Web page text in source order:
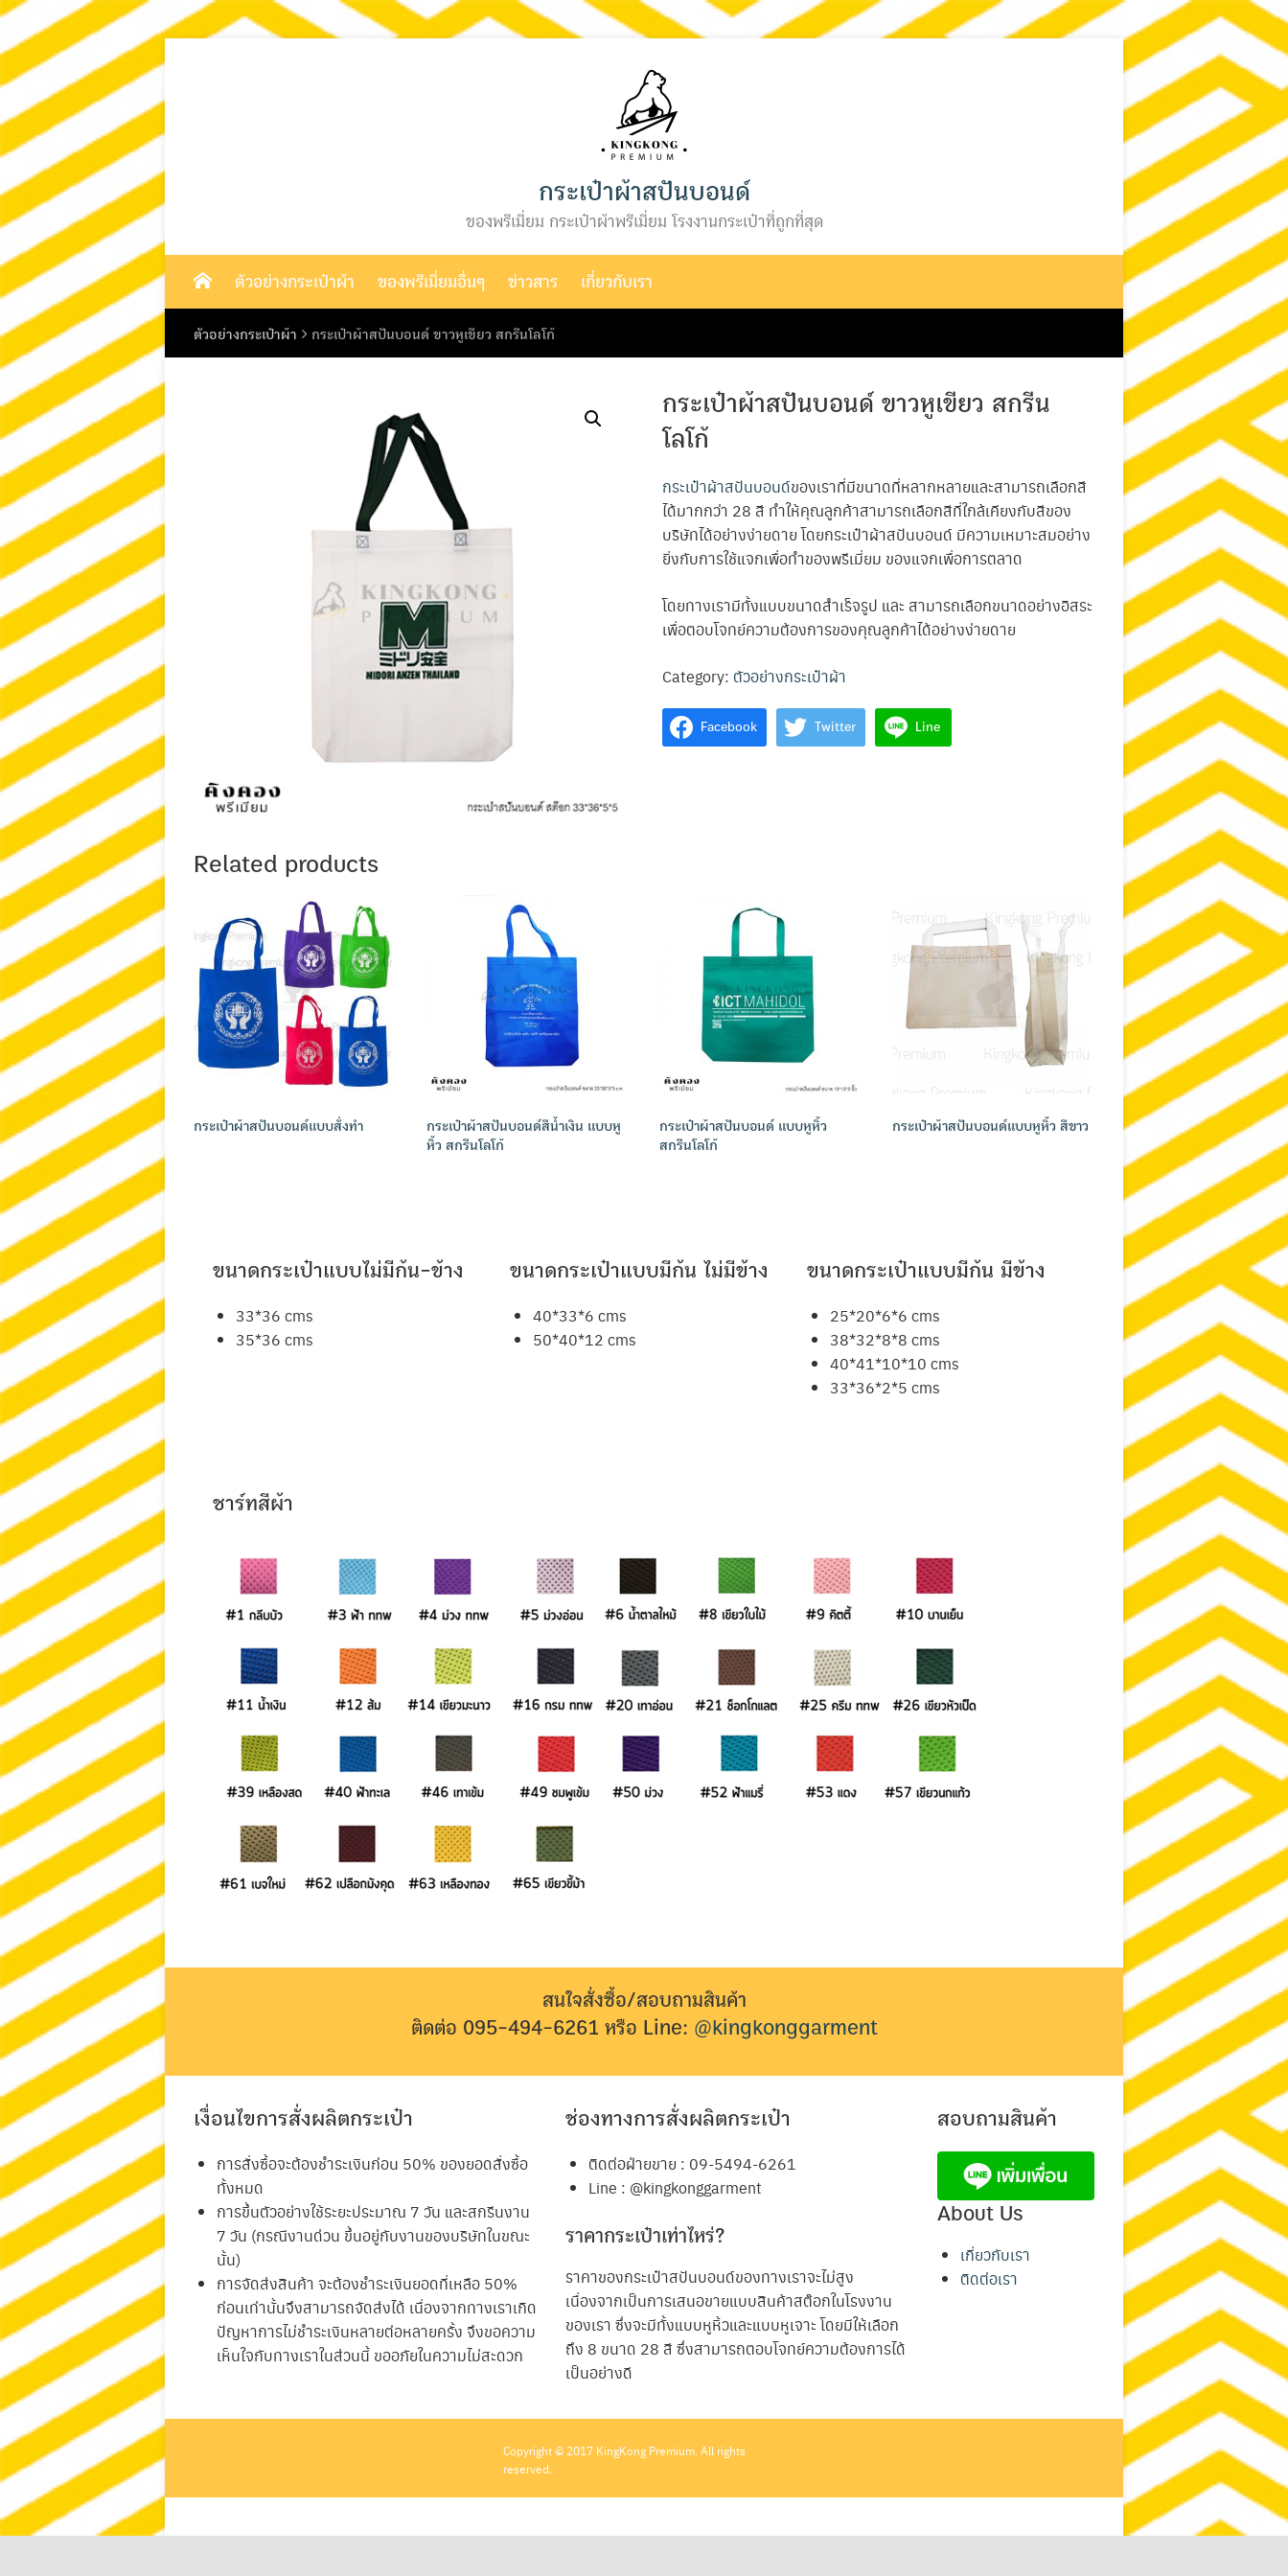
Skip
to
content
กระเป๋าผ้าสปันบอนด์
ของพรีเมี่ยม กระเป๋าผ้าพรีเมี่ยม โรงงานกระเป๋าที่ถูกที่สุด
ตัวอย่างกระเป๋าผ้า ของพรีเมี่ยมอื่นๆ ข่าวสาร เกี่ยวกับเรา
ตัวอย่างกระเป๋าผ้า กระเป๋าผ้าสปันบอนด์ ขาวหูเขียว สกรีนโลโก้
กระเป๋าผ้าสปันบอนด์ ขาวหูเขียว สกรีน
โลโก้
กระเป๋าผ้าสปันบอนด์ของเราที่มีขนาดที่หลากหลายและสามารถเลือกสี
ได้มากกว่า 28 สี ทำให้คุณลูกค้าสามารถเลือกสีที่ใกล้เคียงกับสีของ
บริษัทได้อย่างง่ายดาย โดยกระเป๋าผ้าสปันบอนด์ มีความเหมาะสมอย่าง
ยิ่งกับการใช้แจกเพื่อทำของพรีเมี่ยม ของแจกเพื่อการตลาด
โดยทางเรามีทั้งแบบขนาดสำเร็จรูป และ สามารถเลือกขนาดอย่างอิสระ
เพื่อตอบโจทย์ความต้องการของคุณลูกค้าได้อย่างง่ายดาย
Category: ตัวอย่างกระเป๋าผ้า
Facebook Twitter Line
Related products
กระเป๋าผ้าสปันบอนด์แบบสั่งทำ
กระเป๋าผ้าสปันบอนด์สีน้ำเงิน แบบหู
หิ้ว สกรีนโลโก้
กระเป๋าผ้าสปันบอนด์ แบบหูหิ้ว
สกรีนโลโก้
กระเป๋าผ้าสปันบอนด์แบบหูหิ้ว สีขาว
ขนาดกระเป๋าแบบไม่มีก้น-ข้าง
33*36 cms
35*36 cms
ขนาดกระเป๋าแบบมีก้น ไม่มีข้าง
40*33*6 cms
50*40*12 cms
ขนาดกระเป๋าแบบมีก้น มีข้าง
25*20*6*6 cms
38*32*8*8 cms
40*41*10*10 cms
33*36*2*5 cms
ชาร์ทสีผ้า
สนใจสั่งซื้อ/สอบถามสินค้า
ติดต่อ 095-494-6261 หรือ Line: @kingkonggarment
เงื่อนไขการสั่งผลิตกระเป๋า
การสั่งซื้อจะต้องชำระเงินก่อน 50% ของยอดสั่งซื้อ
ทั้งหมด
การขึ้นตัวอย่างใช้ระยะประมาณ 7 วัน และสกรีนงาน
7 วัน (กรณีงานด่วน ขึ้นอยู่กับงานของบริษัทในขณะ
นั้น)
การจัดส่งสินค้า จะต้องชำระเงินยอดที่เหลือ 50%
ก่อนเท่านั้นจึงสามารถจัดส่งได้ เนื่องจากทางเราเกิด
ปัญหาการไม่ชำระเงินหลายต่อหลายครั้ง จึงขอความ
เห็นใจกับทางเราในส่วนนี้ ขออภัยในความไม่สะดวก
ช่องทางการสั่งผลิตกระเป๋า
ติดต่อฝ่ายขาย : 09-5494-6261
Line : @kingkonggarment
ราคากระเป๋าเท่าไหร่?
ราคาของกระเป๋าสปันบอนด์ของทางเราจะไม่สูง
เนื่องจากเป็นการเสนอขายแบบสินค้าสต๊อกในโรงงาน
ของเรา ซึ่งจะมีทั้งแบบหูหิ้วและแบบหูเจาะ โดยมีให้เลือก
ถึง 8 ขนาด 28 สี ซึ่งสามารถตอบโจทย์ความต้องการได้
เป็นอย่างดี
สอบถามสินค้า
About Us
เกี่ยวกับเรา
ติดต่อเรา
Copyright © 2017 KingKong Premium. All rights
reserved.